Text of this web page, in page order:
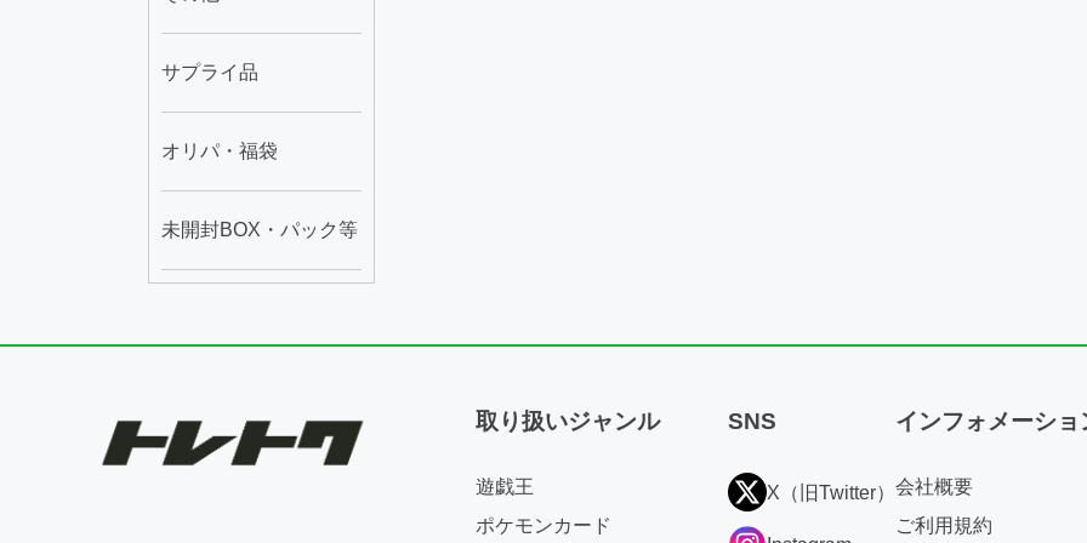
サプライ品
オリパ・福袋
未開封BOX・パック等
取り扱いジャンル
遊戯王
ポケモンカード
SNS
X（旧Twitter）
インフォメーショ
会社概要
ご利用規約